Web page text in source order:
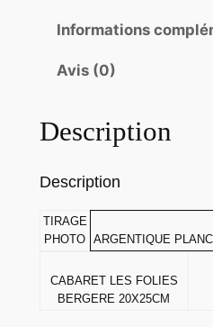
H
T
P
L
Informations
Avis (0)
Description
Description
TIRAGE
PHOTO ARGENTIQUE
CABARET LES FOLIES
BERGERE 20X25CM